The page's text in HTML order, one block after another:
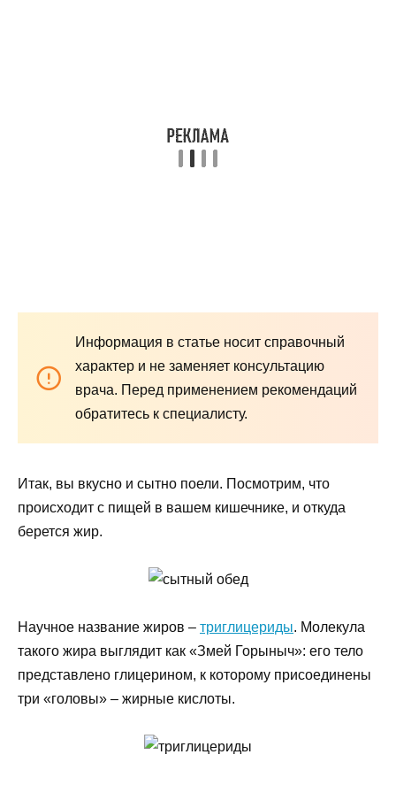
Информация в статье носит справочный
характер и не заменяет консультацию
врача. Перед применением рекомендаций
обратитесь к специалисту.
Итак, вы вкусно и сытно поели. Посмотрим, что
происходит с пищей в вашем кишечнике, и откуда
берется жир.
Научное название жиров – триглицериды. Молекула
такого жира выглядит как «Змей Горыныч»: его тело
представлено глицерином, к которому присоединены
три «головы» – жирные кислоты.